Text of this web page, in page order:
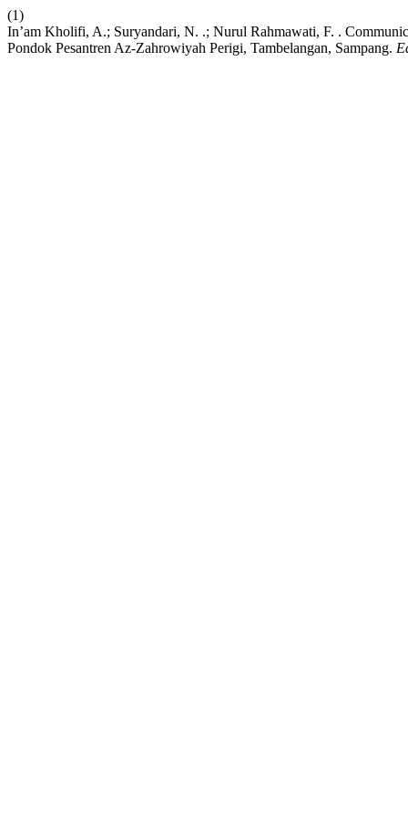
(1)
In’am Kholifi, A.; Suryandari, N. .; Nurul Rahmawati, F. .
Pondok Pesantren Az-Zahrowiyah Perigi, Tambelangan, Sampang.